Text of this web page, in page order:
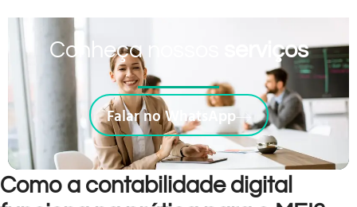
Conheça nossos serviços
Falar no WhatsApp
Como a contabilidade digital